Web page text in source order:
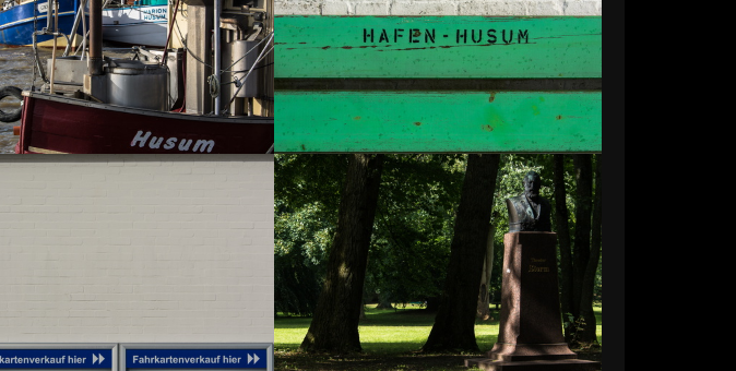
Impressionen-Husum-08
Impressionen-Husum-09
6223 Aufrufe